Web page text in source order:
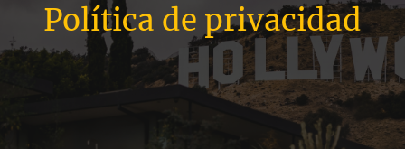
Política de privacidad